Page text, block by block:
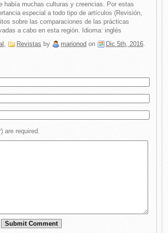
había muchas culturas y creencias. Por estas
especial a todo tipo de artículos (Revisión,
sobre las comparaciones de las prácticas
a cabo en esta región. Idioma: inglés
, Revistas by marionod on Dic 5th, 2016.
are required.